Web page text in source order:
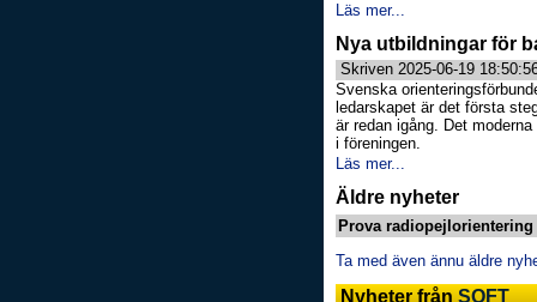
Läs mer...
Nya utbildningar för
Skriven 2025-06-19
Svenska
ledarskapet är det första
är redan igång. Det
i föreningen.
Läs mer...
Äldre nyheter
Prova radiopejlorientering
Ta med även ännu äldre
Nyheter från SOFT